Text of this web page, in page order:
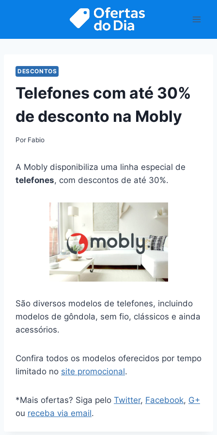
DESCONTOS
Telefones com até 30%
de desconto na Mobly
Por Fabio
A Mobly disponibiliza uma linha especial de
telefones, com descontos de até 30%.
São diversos modelos de telefones, incluindo
modelos de gôndola, sem fio, clássicos e ainda
acessórios.
Confira todos os modelos oferecidos por tempo
limitado no site promocional.
*Mais ofertas? Siga pelo Twitter, Facebook, G+
ou receba via email.